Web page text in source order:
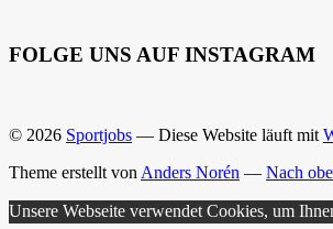
FOLGE UNS AUF INSTAGRAM
© 2026 Sportjobs — Diese Website läuft mit
Theme erstellt von Anders Norén — Nach
Unsere Webseite verwendet Cookies, um